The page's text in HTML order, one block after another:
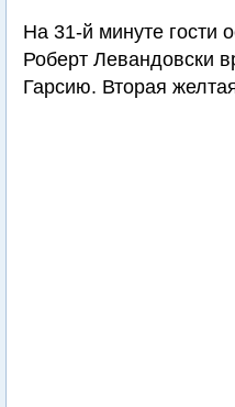
На 31-й минуте гости
Роберт Левандовски
Гарсию. Вторая